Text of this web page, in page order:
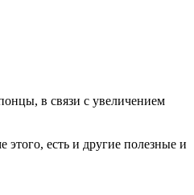
в связи с увеличением
есть и другие полезные и